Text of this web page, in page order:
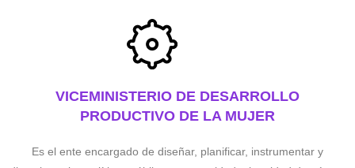
VICEMINISTERIO DE DESARROLLO
PRODUCTIVO DE LA MUJER
Es el ente encargado de diseñar, planificar, instrumentar y